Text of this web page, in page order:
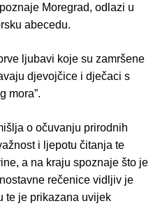
Moregrad, odlazi u
abecedu.
ljubavi koje su zamršene
djevojčice i dječaci s
mora”.
o očuvanju prirodnih
i ljepotu čitanja te
a na kraju spoznaje što je
rečenice vidljiv je
te je prikazana uvijek